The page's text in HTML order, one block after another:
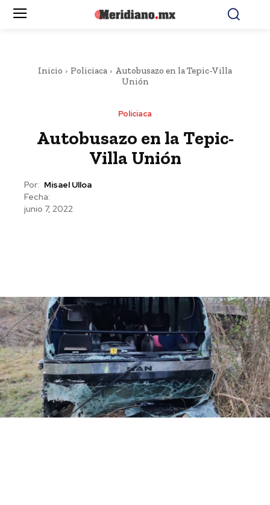
Inicio Policiaca
Autobusazo en la Tepic-Villa
Unión
Policiaca
Autobusazo en la Tepic-
Villa Unión
Por: Misael Ulloa
Fecha:
junio 7, 2022